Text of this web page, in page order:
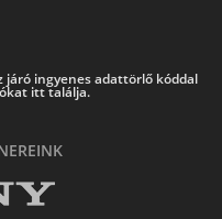
ingyenes adattörlő kóddal
itt találja.